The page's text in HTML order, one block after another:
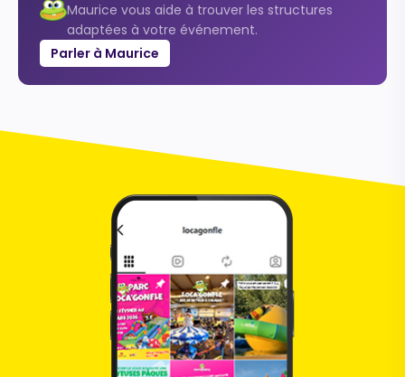
Maurice vous aide à trouver les structures
adaptées à votre événement.
Parler à Maurice